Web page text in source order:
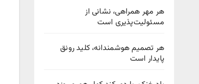
هر مهر همراهی، نشانی از
مسئولیت‌پذیری است
هر تصمیم هوشمندانه، کلید رونق
پایدار است